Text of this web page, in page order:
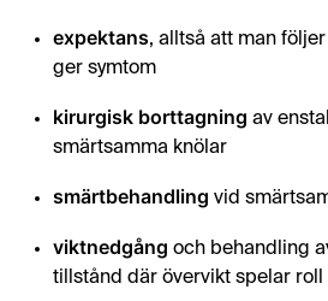
expektans, alltså att man
ger symtom
kirurgisk borttagning av
smärtsamma knölar
smärtbehandling vid
viktnedgång och behandling
tillstånd där övervikt spelar roll